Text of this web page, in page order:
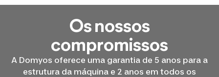
Os nossos
compromissos
A Domyos oferece uma garantia de 5 anos para a
estrutura da máquina e 2 anos em todos os